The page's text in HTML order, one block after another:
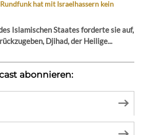
hat mit Israelhassern kein
Islamischen Staates forderte sie auf,
Djihad, der Heilige...
abonnieren: